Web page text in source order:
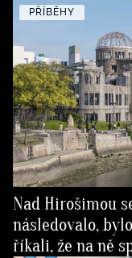
PŘÍBĚHY
Nad Hirošimou
následovalo,
říkali, že na ně